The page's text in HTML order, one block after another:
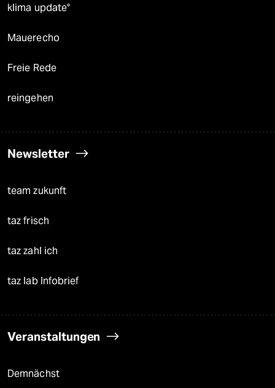
klima update°
Mauerecho
Freie Rede
reingehen
Newsletter
team zukunft
taz frisch
taz zahl ich
taz lab Infobrief
Veranstaltungen
Demnächst